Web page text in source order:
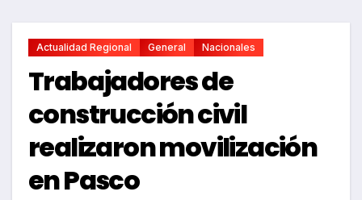
Actualidad Regional General Nacionales
Trabajadores de
construcción civil
realizaron movilización
en Pasco